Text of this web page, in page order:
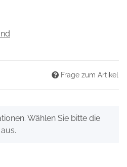
Frage zum Artikel
Wählen Sie bitte die